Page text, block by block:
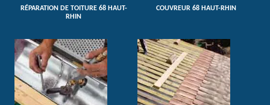
RÉPARATION DE TOITURE 68 HAUT-
RHIN
COUVREUR 68 HAUT-RHIN